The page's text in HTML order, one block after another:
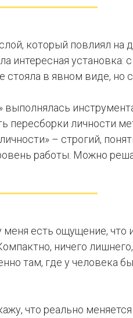
который повлиял на
интересная
стояла в явном виде,
выполнялась
пересборки личности
– строгий,
работы. Можно
меня есть ощущение, что
ничего
там, где у человека
что реально